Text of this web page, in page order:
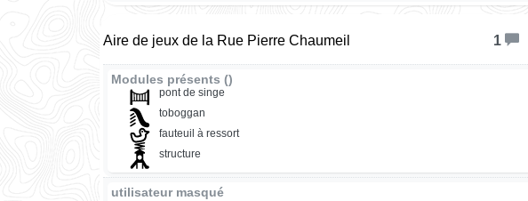
Aire de jeux de la Rue Pierre Chaumeil 1
Modules présents ()
pont de singe
toboggan
fauteuil à ressort
structure
utilisateur masqué